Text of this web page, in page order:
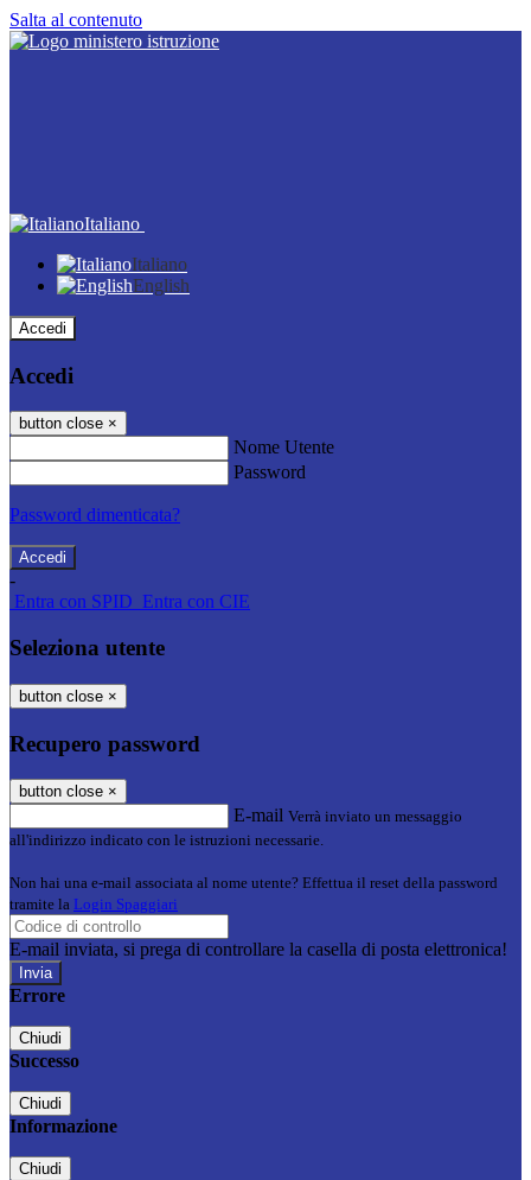
Salta al contenuto
Italiano
Italiano
English
Accedi
Accedi
button close ×
Nome Utente
Password
Password dimenticata?
-
Entra con SPID Entra con CIE
Seleziona utente
button close ×
Recupero password
button close ×
E-mail Verrà inviato un messaggio
all'indirizzo indicato con le istruzioni necessarie.
Non hai una e-mail associata al nome utente? Effettua il reset della password
tramite la Login Spaggiari
E-mail inviata, si prega di controllare la casella di posta elettronica!
Errore
Chiudi
Successo
Chiudi
Informazione
Chiudi